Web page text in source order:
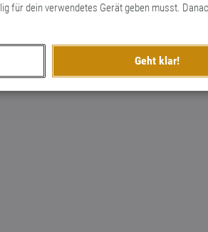
für dein verwendetes Gerät geben musst.
Geht klar!